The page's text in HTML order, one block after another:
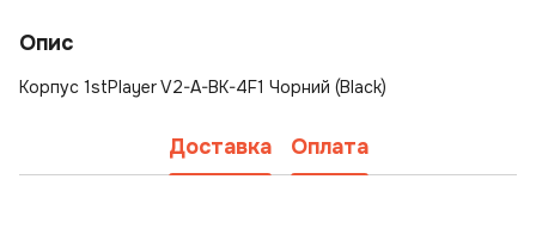
Опис
Корпус 1stPlayer V2-A-BK-4F1 Чорний (Black)
Доставка Оплата